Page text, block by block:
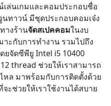
ล่นเกมและคอมประกอบชื่อ
ทาวน์ มีชุดประกอบคอมเจ๋ง
างร้านจัดสเปคคอมในงบ
าะกับการทำงาน รวมไปถึง
ยจัดซีพียู Intel i5 10400
thread ช่วยให้เราสามารถ
หล มาพร้อมกับการติดตั้งด้วย
ะช่วยให้เราใช้งานได้สบาย